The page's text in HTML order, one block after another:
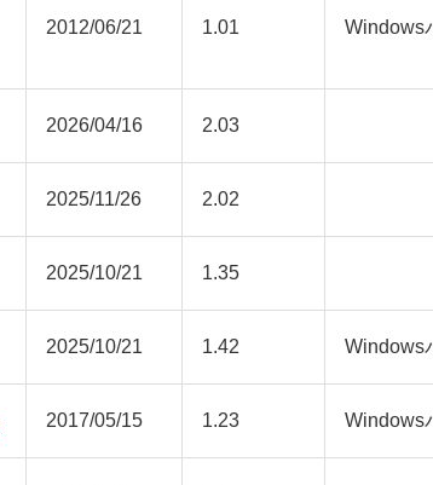
2012/06/21 1.01 Windows
2026/04/16 2.03
2025/11/26 2.02
2025/10/21 1.35
2025/10/21 1.42 Windows
2017/05/15 1.23 Windows